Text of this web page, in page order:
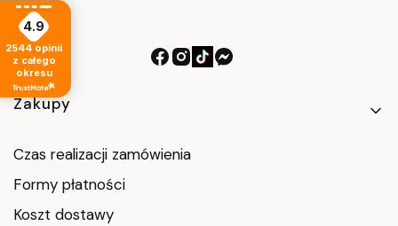
Linki w stopce
Zakupy
Czas realizacji zamówienia
Formy płatności
Koszt dostawy
4.9
2544 opinii
z całego
okresu